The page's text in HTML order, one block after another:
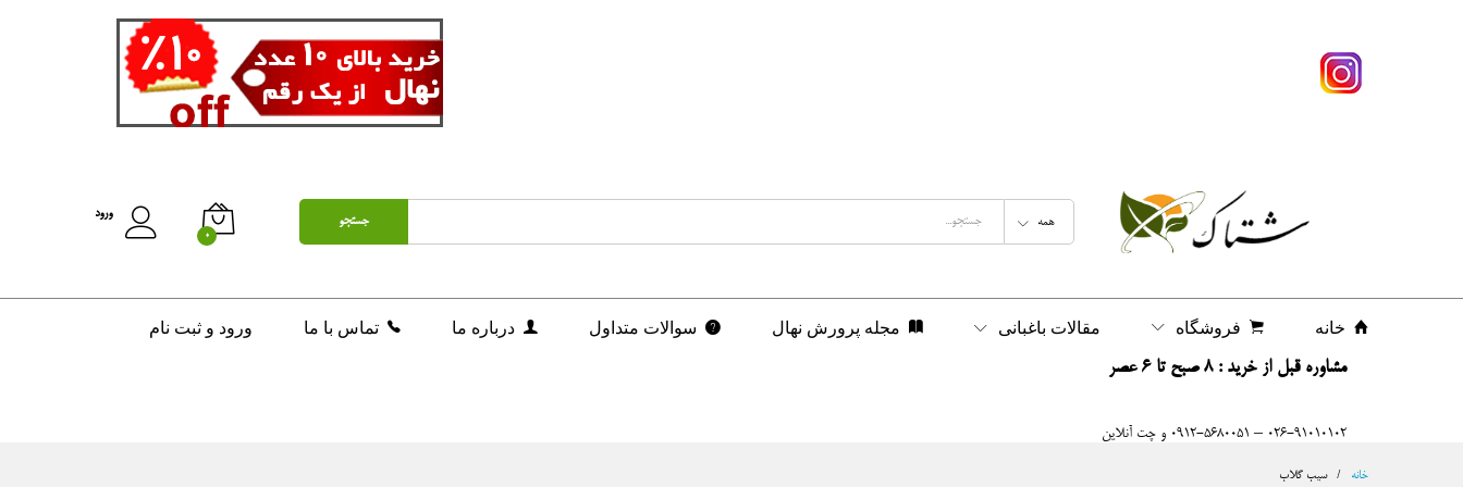
همه جستجو
0
ورود
خانه فروشگاه مقالات باغبانی مجله پرورش نهال سوالات متداول درباره ما تماس با ما ورود و ثبت نام
مشاوره قبل از خرید : 8 صبح تا 6 عصر
026-91010102 – 0912-5680051 و چت آنلاین
خانه / سیب گلاب